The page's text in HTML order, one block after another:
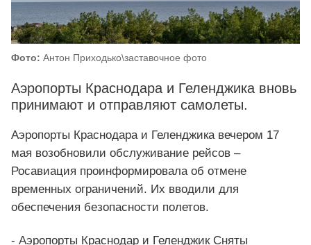
Фото: Антон Приходько\заставочное фото
Аэропорты Краснодара и Геленджика вновь
принимают и отправляют самолеты.
Аэропорты Краснодара и Геленджика вечером 17
мая возобновили обслуживание рейсов –
Росавиация проинформировала об отмене
временных ограничений. Их вводили для
обеспечения безопасности полетов.
- Аэропорты Краснодар и Геленджик Сняты